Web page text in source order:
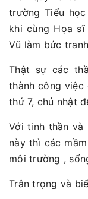
trường Tiểu
khi cùng Họa sĩ
Vũ làm bức
Thật sự các
thành công
thứ 7, chủ nhật
Với tinh thần và
này thì các
môi trường ,
Trân trọng và